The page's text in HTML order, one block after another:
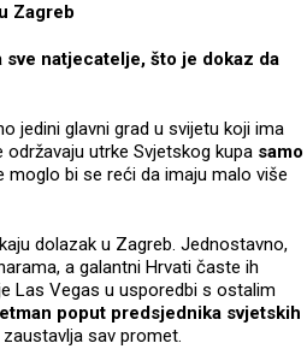
Zagreb
natjecatelje, što je dokaz da
jedini glavni grad u svijetu koji ima
utrke Svjetskog kupa samo
moglo bi se reći da imaju malo više
dolazak u Zagreb. Jednostavno,
a galantni Hrvati časte ih
Las Vegas u usporedbi s ostalim
poput predsjednika svjetskih
sav promet.